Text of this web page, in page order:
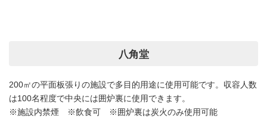
八角堂
200㎡の平面板張りの施設で多目的用途に使用可能です。収容人数
は100名程度で中央には囲炉裏に使用できます。
※施設内禁煙 ※飲食可 ※囲炉裏は炭火のみ使用可能